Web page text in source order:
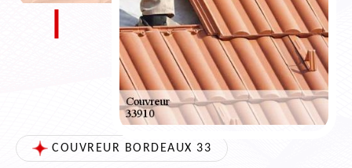
COUVREUR BORDEAUX 33